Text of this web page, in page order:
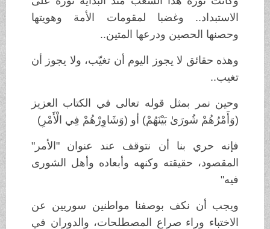
الاستبداد.. وغضبا لمقومات الأمة وهويتها
وحصنها الحصين ودرعها المتين..
وهذه حقائق لا يجوز اليوم أن تغيّب، ولا يجوز أن
تغيب..
وحين نمر بمثل قوله تعالى في الكتاب العزيز
(وَأَمْرُهُمْ شُورَىٰ بَيْنَهُمْ) أو (وَشَاوِرْهُمْ فِي الْأَمْرِ)
فإنه حري بنا أن نتوقف عند عنوان "الأمر"
المقصود، حقيقته وكنهه وأبعاده وأهل الشورى
فيه"
ويجب أن نكف بوصفنا مواطنين سوريين عن
الاختباء وراء صراع المصطلحات، والدوران في